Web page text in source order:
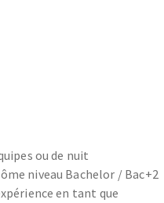
ou de nuit
niveau Bachelor / Bac+2
en tant que